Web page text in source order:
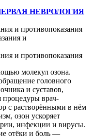
НЕВРОЛОГИЯ
и противопоказания
и противопоказания
молекул озона.
головного
и суставов,
процедуры врач-
с растворёнными в нём
озон ускоряет
инфекции и вирусы.
отёки и боль —